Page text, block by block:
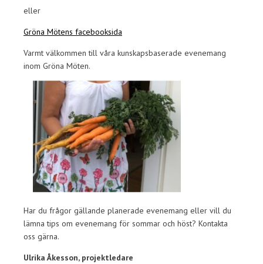
eller
Gröna Mötens facebooksida
Varmt välkommen till våra kunskapsbaserade evenemang
inom Gröna Möten.
Har du frågor gällande planerade evenemang eller vill du
lämna tips om evenemang för sommar och höst? Kontakta
oss gärna.
Ulrika Åkesson, projektledare